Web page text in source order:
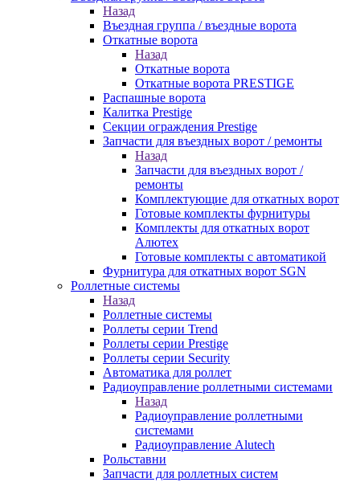
Назад
Въездная группа / въездные ворота
Откатные ворота
Назад
Откатные ворота
Откатные ворота PRESTIGE
Распашные ворота
Калитка Prestige
Секции ограждения Prestige
Запчасти для въездных ворот / ремонты
Назад
Запчасти для въездных ворот /
ремонты
Комплектующие для откатных ворот
Готовые комплекты фурнитуры
Комплекты для откатных ворот
Алютех
Готовые комплекты с автоматикой
Фурнитура для откатных ворот SGN
Роллетные системы
Назад
Роллетные системы
Роллеты серии Trend
Роллеты серии Prestige
Роллеты серии Security
Автоматика для роллет
Радиоуправление роллетными системами
Назад
Радиоуправление роллетными
системами
Радиоуправление Alutech
Рольставни
Запчасти для роллетных систем